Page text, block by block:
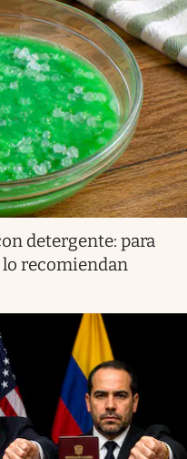
detergente: para
recomiendan